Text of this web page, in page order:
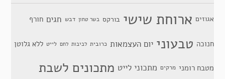
אגוזים ארוחת שישי בורקס בשר טחון דבש חגים חורף
חנוכה טבעוני יום העצמאות כרובית לביבות לחם לייט ללא גלוטן
מטבח רומני מרקים מתכוני לייט מתכונים לשבת